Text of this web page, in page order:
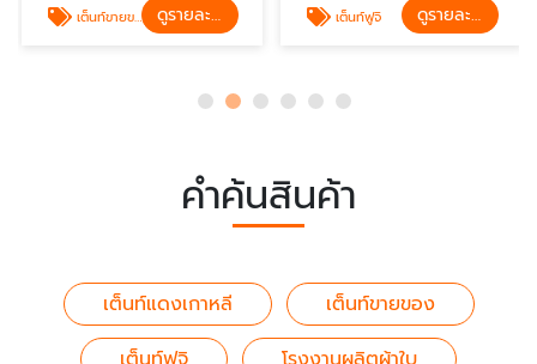
เต็นท์ขายของ ดูรายละเอียด เต็นท์ฟูจิ ดูรายละเอียด
คำค้นสินค้า
เต็นท์แดงเกาหลี
เต็นท์ขายของ